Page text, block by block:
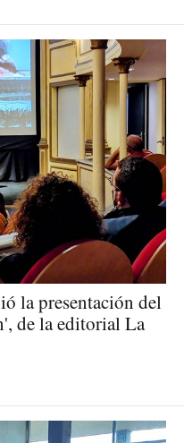
la presentación del
de la editorial La